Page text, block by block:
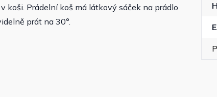
koši. Prádelní koš má látkový sáček na prádlo
prát na 30°.